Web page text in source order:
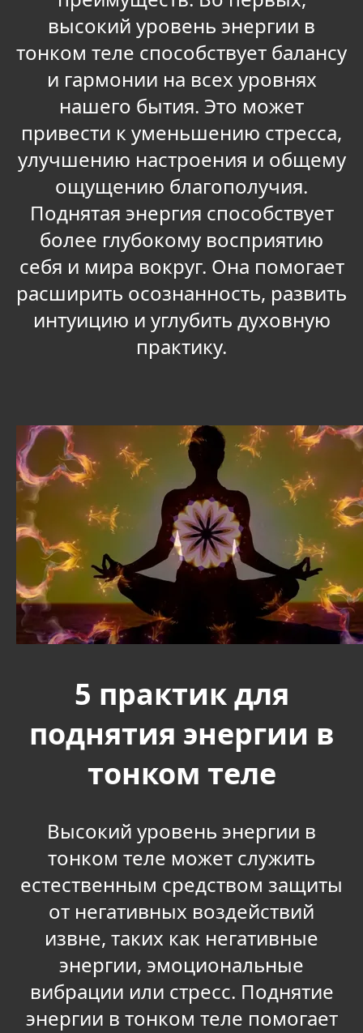
высокий уровень энергии в
тонком теле способствует балансу
и гармонии на всех уровнях
нашего бытия. Это может
привести к уменьшению стресса,
улучшению настроения и общему
ощущению благополучия.
Поднятая энергия способствует
более глубокому восприятию
себя и мира вокруг. Она помогает
расширить осознанность, развить
интуицию и углубить духовную
практику.
5 практик для
поднятия энергии в
тонком теле
Высокий уровень энергии в
тонком теле может служить
естественным средством защиты
от негативных воздействий
извне, таких как негативные
энергии, эмоциональные
вибрации или стресс. Поднятие
энергии в тонком теле помогает